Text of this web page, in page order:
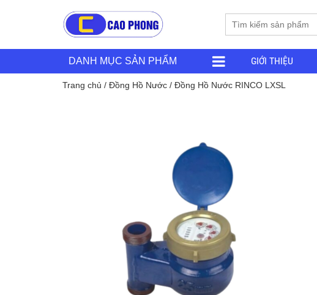
DANH MỤC SẢN PHẨM GIỚI THIỆU
Trang chủ / Đồng Hồ Nước / Đồng Hồ Nước RINCO LXSL